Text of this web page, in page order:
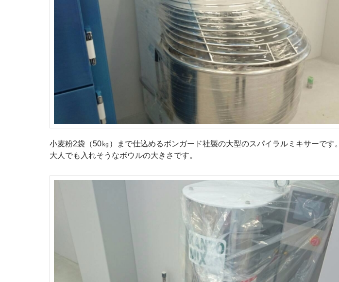
小麦粉2袋（50㎏）まで仕込めるボンガード社製の大型のスパイラルミキサーです。
大人でも入れそうなボウルの大きさです。